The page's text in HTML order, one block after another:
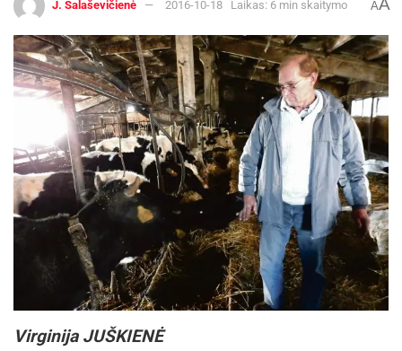
J. Šalaševičienė 2016-10-18 Laikas: 6 min skaitymo AA
Virginija JUŠKIENĖ